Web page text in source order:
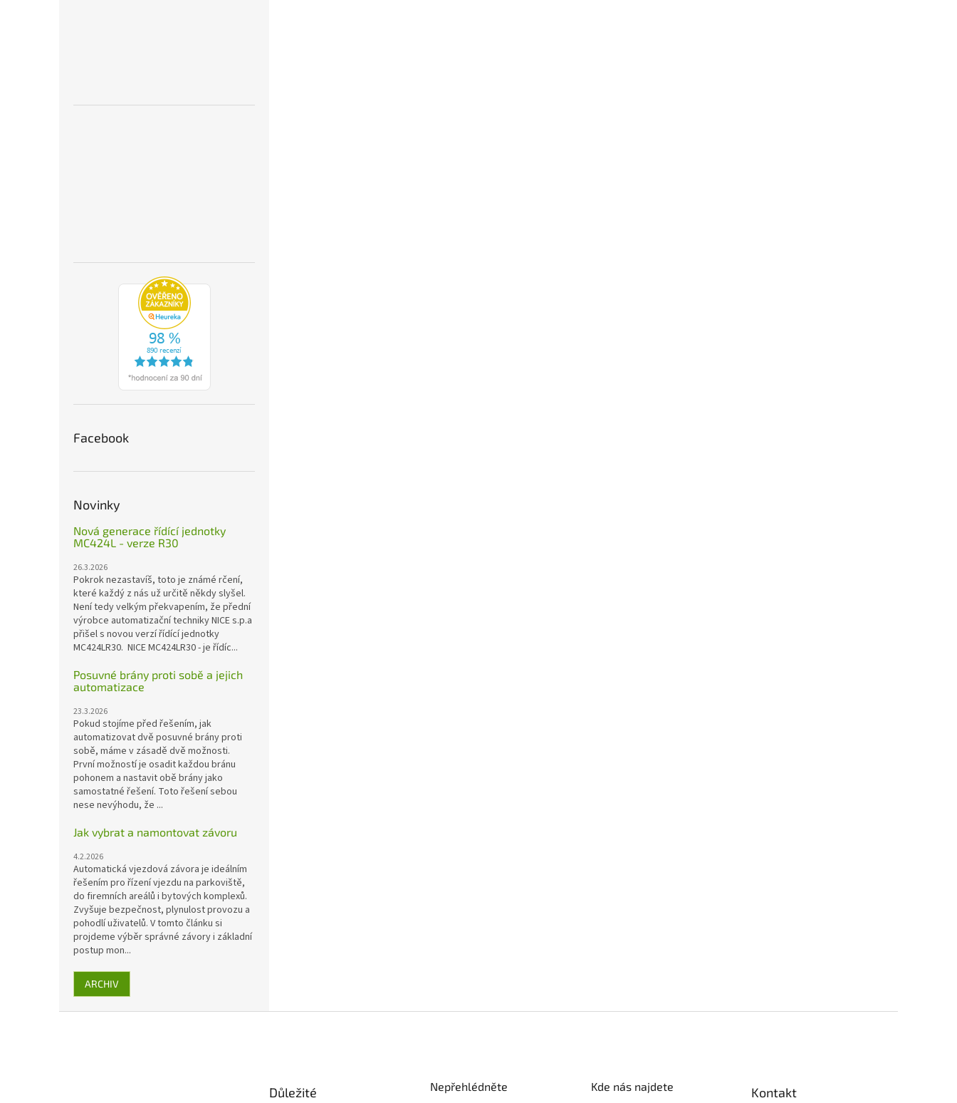
Facebook
Novinky
Nová generace řídící jednotky
MC424L - verze R30
26.3.2026
Pokrok nezastavíš, toto je známé rčení,
které každý z nás už určitě někdy slyšel.
Není tedy velkým překvapením, že přední
výrobce automatizační techniky NICE s.p.a
přišel s novou verzí řídící jednotky
MC424LR30. NICE MC424LR30 - je řídíc...
Posuvné brány proti sobě a jejich
automatizace
23.3.2026
Pokud stojíme před řešením, jak
automatizovat dvě posuvné brány proti
sobě, máme v zásadě dvě možnosti.
První možností je osadit každou bránu
pohonem a nastavit obě brány jako
samostatné řešení. Toto řešení sebou
nese nevýhodu, že ...
Jak vybrat a namontovat závoru
4.2.2026
Automatická vjezdová závora je ideálním
řešením pro řízení vjezdu na parkoviště,
do firemních areálů i bytových komplexů.
Zvyšuje bezpečnost, plynulost provozu a
pohodlí uživatelů. V tomto článku si
projdeme výběr správné závory i základní
postup mon...
ARCHIV
Důležité Nepřehlédněte Kde nás najdete Kontakt